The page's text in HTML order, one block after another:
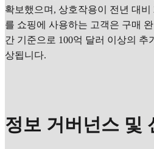
확보했으며, 상호작용이 전년 대비
를 쇼핑에 사용하는 고객은 구매
간 기준으로 100억 달러 이상의 추
상됩니다.
정보 거버넌스 및